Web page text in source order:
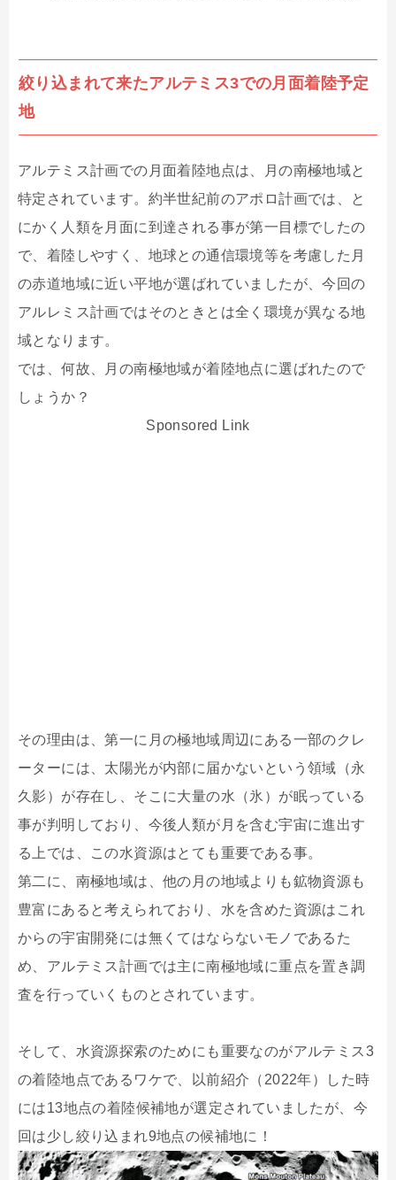
絞り込まれて来たアルテミス3での月面着陸予定
地
アルテミス計画での月面着陸地点は、月の南極地域と
特定されています。約半世紀前のアポロ計画では、と
にかく人類を月面に到達される事が第一目標でしたの
で、着陸しやすく、地球との通信環境等を考慮した月
の赤道地域に近い平地が選ばれていましたが、今回の
アルレミス計画ではそのときとは全く環境が異なる地
域となります。
では、何故、月の南極地域が着陸地点に選ばれたので
しょうか？
Sponsored Link
その理由は、第一に月の極地域周辺にある一部のクレ
ーターには、太陽光が内部に届かないという領域（永
久影）が存在し、そこに大量の水（氷）が眠っている
事が判明しており、今後人類が月を含む宇宙に進出す
る上では、この水資源はとても重要である事。
第二に、南極地域は、他の月の地域よりも鉱物資源も
豊富にあると考えられており、水を含めた資源はこれ
からの宇宙開発には無くてはならないモノであるた
め、アルテミス計画では主に南極地域に重点を置き調
査を行っていくものとされています。
そして、水資源探索のためにも重要なのがアルテミス3
の着陸地点であるワケで、以前紹介（2022年）した時
には13地点の着陸候補地が選定されていましたが、今
回は少し絞り込まれ9地点の候補地に！